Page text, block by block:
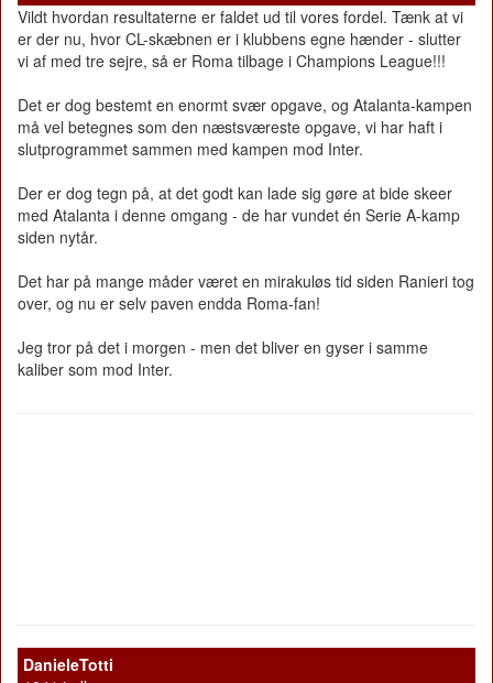
Vildt hvordan resultaterne er faldet ud til vores fordel. Tænk at vi
er der nu, hvor CL-skæbnen er i klubbens egne hænder - slutter
vi af med tre sejre, så er Roma tilbage i Champions League!!!
Det er dog bestemt en enormt svær opgave, og Atalanta-kampen
må vel betegnes som den næstsværeste opgave, vi har haft i
slutprogrammet sammen med kampen mod Inter.
Der er dog tegn på, at det godt kan lade sig gøre at bide skeer
med Atalanta i denne omgang - de har vundet én Serie A-kamp
siden nytår.
Det har på mange måder været en mirakuløs tid siden Ranieri tog
over, og nu er selv paven endda Roma-fan!
Jeg tror på det i morgen - men det bliver en gyser i samme
kaliber som mod Inter.
DanieleTotti